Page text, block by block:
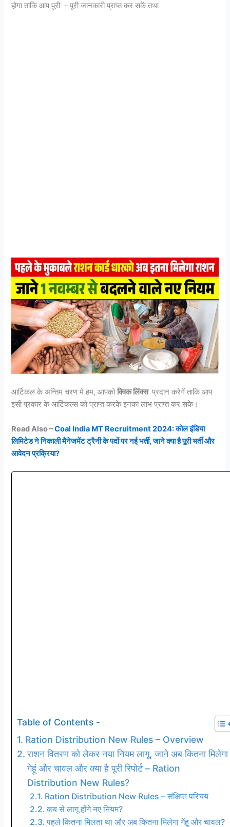
होगा ताकि आप पूरी – पूरी जानकारी प्राप्त कर सकें तथा
आर्टिकल के अन्तिम चरण मे हम, आपकोक्विक लिंक्स प्रदान करेगें ताकि आप
इसी प्रकार के आर्टिकल्स को प्राप्त करके इनका लाभ प्राप्त कर सके।
Read Also –Coal India MT Recruitment 2024: कोल इंडिया
लिमिटेड ने निकाली मैनेजमेंट ट्रैनी के पदों पर नई भर्ती, जाने क्या है पूरी भर्ती और
आवेदन प्रक्रिया?
Table of Contents -
Ration Distribution New Rules – Overview
राशन वितरण को लेकर नया नियम लागू, जाने अब कितना मिलेगा
गेहूं और चावल और क्या है पूरी रिपोर्ट – Ration
Distribution New Rules?
Ration Distribution New Rules – संक्षिप्त परिचय
कब से लागू होंगे नए नियम?
पहले कितना मिलता था और अब कितना मिलेगा गेंहू और चावल?